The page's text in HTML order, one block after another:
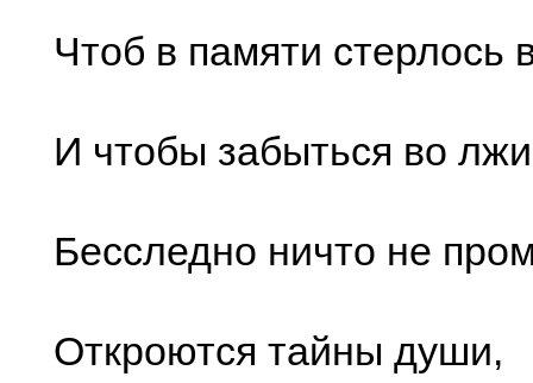
Чтоб в памяти стерлось
И чтобы забыться во
Бесследно ничто не
Откроются тайны души,